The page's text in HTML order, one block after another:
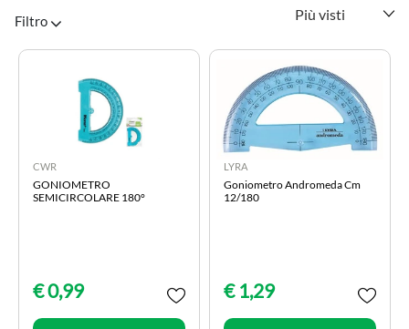
Filtro
CWR
GONIOMETRO
SEMICIRCOLARE 180°
€ 0,99
LYRA
Goniometro Andromeda Cm
12/180
€ 1,29